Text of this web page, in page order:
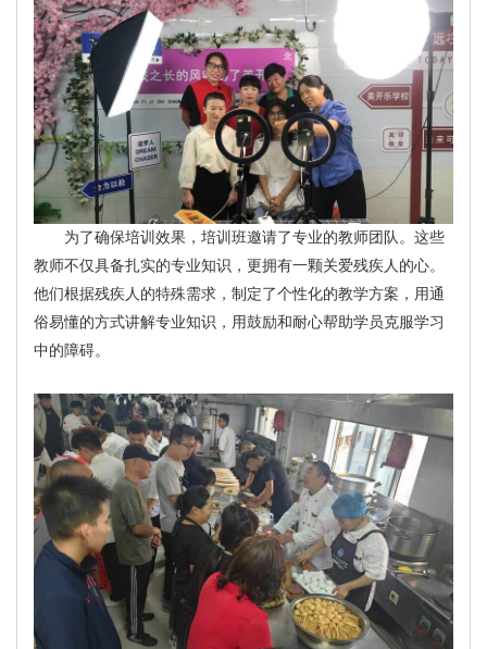
为了确保培训效果，培训班邀请了专业的教师团队。这些
教师不仅具备扎实的专业知识，更拥有一颗关爱残疾人的心。
他们根据残疾人的特殊需求，制定了个性化的教学方案，用通
俗易懂的方式讲解专业知识，用鼓励和耐心帮助学员克服学习
中的障碍。